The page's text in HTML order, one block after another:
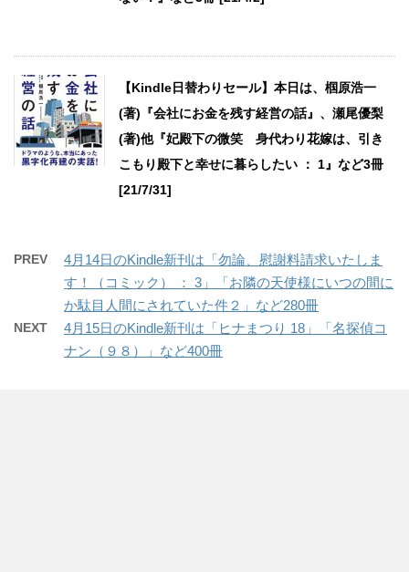
【Kindle日替わりセール】本日は、椢原浩一
(著)『会社にお金を残す経営の話』、瀬尾優梨
(著)他『妃殿下の微笑 身代わり花嫁は、引き
こもり殿下と幸せに暮らしたい ： 1』など3冊
[21/7/31]
PREV
4月14日のKindle新刊は「勿論、慰謝料請求いたしま
す！（コミック） ： 3」「お隣の天使様にいつの間に
か駄目人間にされていた件２」など280冊
NEXT
4月15日のKindle新刊は「ヒナまつり 18」「名探偵コ
ナン（９８）」など400冊